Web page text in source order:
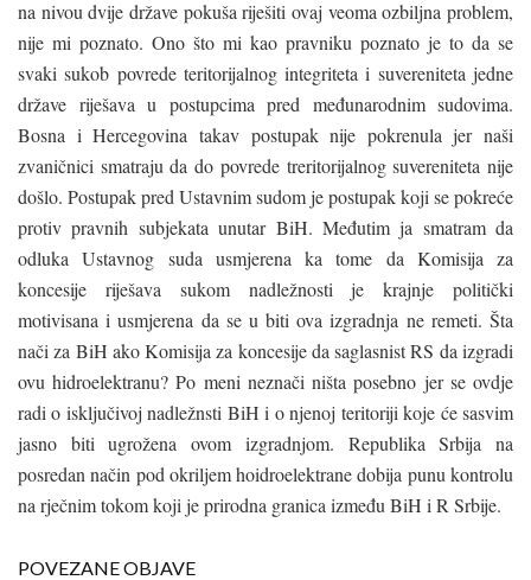
na nivou dvije države pokuša riješiti ovaj veoma ozbiljna problem,
nije mi poznato. Ono što mi kao pravniku poznato je to da se
svaki sukob povrede teritorijalnog integriteta i suvereniteta jedne
države riješava u postupcima pred međunarodnim sudovima.
Bosna i Hercegovina takav postupak nije pokrenula jer naši
zvaničnici smatraju da do povrede treritorijalnog suvereniteta nije
došlo. Postupak pred Ustavnim sudom je postupak koji se pokreće
protiv pravnih subjekata unutar BiH. Međutim ja smatram da
odluka Ustavnog suda usmjerena ka tome da Komisija za
koncesije riješava sukom nadležnosti je krajnje politički
motivisana i usmjerena da se u biti ova izgradnja ne remeti. Šta
nači za BiH ako Komisija za koncesije da saglasnist RS da izgradi
ovu hidroelektranu? Po meni neznači ništa posebno jer se ovdje
radi o isključivoj nadležnsti BiH i o njenoj teritoriji koje će sasvim
jasno biti ugrožena ovom izgradnjom. Republika Srbija na
posredan način pod okriljem hoidroelektrane dobija punu kontrolu
na rječnim tokom koji je prirodna granica između BiH i R Srbije.
POVEZANE OBJAVE